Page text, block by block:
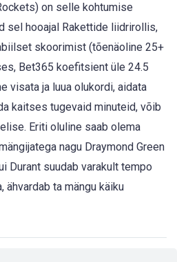
on selle kohtumise
sel hooajal Rakettide liidrirollis,
skoorimist (tõenäoline 25+
Bet365 koefitsient üle 24.5
visata ja luua olukordi, aidata
kaitses tugevaid minuteid, võib
Eriti oluline saab olema
nagu Draymond Green
Durant suudab varakult tempo
ähvardab ta mängu käiku